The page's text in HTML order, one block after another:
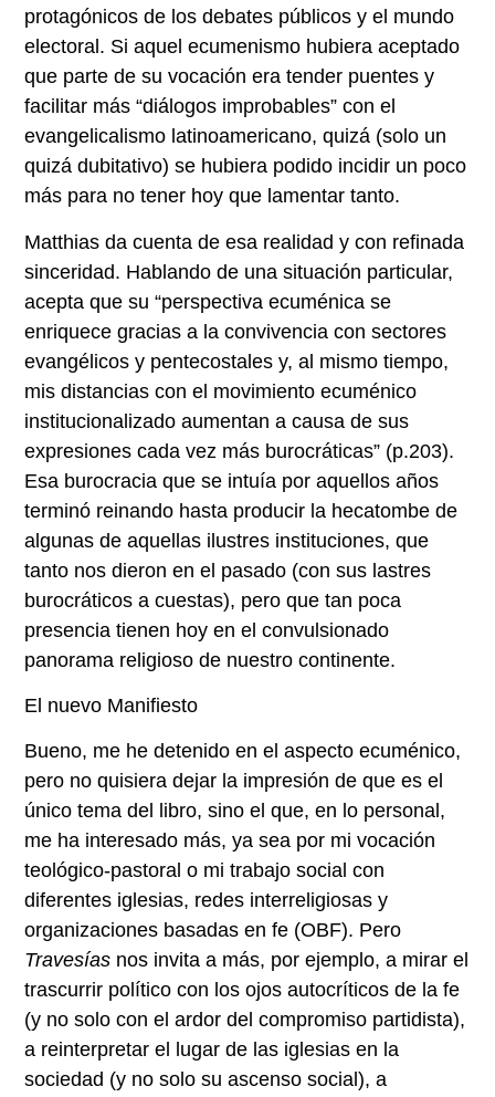
protagónicos de los debates públicos y el mundo
electoral. Si aquel ecumenismo hubiera aceptado
que parte de su vocación era tender puentes y
facilitar más “diálogos improbables” con el
evangelicalismo latinoamericano, quizá (solo un
quizá dubitativo) se hubiera podido incidir un poco
más para no tener hoy que lamentar tanto.
Matthias da cuenta de esa realidad y con refinada
sinceridad. Hablando de una situación particular,
acepta que su “perspectiva ecuménica se
enriquece gracias a la convivencia con sectores
evangélicos y pentecostales y, al mismo tiempo,
mis distancias con el movimiento ecuménico
institucionalizado aumentan a causa de sus
expresiones cada vez más burocráticas” (p.203).
Esa burocracia que se intuía por aquellos años
terminó reinando hasta producir la hecatombe de
algunas de aquellas ilustres instituciones, que
tanto nos dieron en el pasado (con sus lastres
burocráticos a cuestas), pero que tan poca
presencia tienen hoy en el convulsionado
panorama religioso de nuestro continente.
El nuevo Manifiesto
Bueno, me he detenido en el aspecto ecuménico,
pero no quisiera dejar la impresión de que es el
único tema del libro, sino el que, en lo personal,
me ha interesado más, ya sea por mi vocación
teológico-pastoral o mi trabajo social con
diferentes iglesias, redes interreligiosas y
organizaciones basadas en fe (OBF). Pero
Travesías nos invita a más, por ejemplo, a mirar el
trascurrir político con los ojos autocríticos de la fe
(y no solo con el ardor del compromiso partidista),
a reinterpretar el lugar de las iglesias en la
sociedad (y no solo su ascenso social), a